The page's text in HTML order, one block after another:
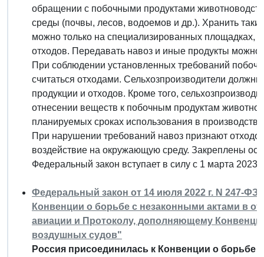
обращении с побочными продуктами
среды (почвы, лесов, водоемов и др.). Хранить
можно только на специализированных площадках,
отходов. Передавать навоз и иные продукты можно
При соблюдении установленных требований
считаться отходами. Сельхозпроизводители
продукции и отходов. Кроме того,
отнесении веществ к побочным продуктам
планируемых сроках использования в
При нарушении требований навоз признают
воздействие на окружающую среду. Закреплены
Федеральный закон вступает в силу с 1 марта 2023 г.
Федеральный закон от 14 июля 2022 г. N 247-
Конвенции о борьбе с незаконными актами в
авиации и Протоколу, дополняющему
воздушных судов"
Россия присоединилась к Конвенции о борьбе